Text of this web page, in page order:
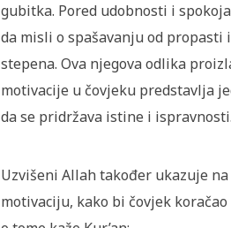
gubitka. Pored udobnosti i
da misli o spašavanju od
stepena. Ova njegova odlika
motivacije u čovjeku predstavlja
da se pridržava istine i ispravnosti.
Uzvišeni Allah također ukazuje
motivaciju, kako bi čovjek